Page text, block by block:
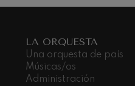
LA ORQUESTA
Una orquesta de país
Músicas/os
Administración